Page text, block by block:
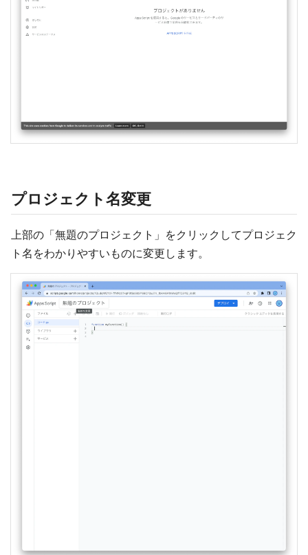
プロジェクト名変更
上部の「無題のプロジェクト」をクリックしてプロジェク
ト名をわかりやすいものに変更します。